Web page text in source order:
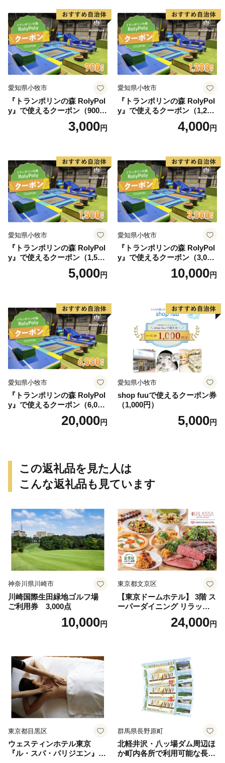
愛知県小牧市
『トランポリンの森 RolyPol
y』で使えるクーポン（900
3,000円
愛知県小牧市
『トランポリンの森 RolyPol
y』で使えるクーポン（1,200
4,000円
愛知県小牧市
『トランポリンの森 RolyPol
y』で使えるクーポン（1,500
5,000円
愛知県小牧市
『トランポリンの森 RolyPol
y』で使えるクーポン（3,000
10,000円
愛知県小牧市
『トランポリンの森 RolyPol
y』で使えるクーポン（6,000
20,000円
愛知県小牧市
shop fuuで使えるクーポン券
（1,000円）
5,000円
この返礼品を見た人は
こんな返礼品も見ています
神奈川県川崎市
川崎国際生田緑地ゴルフ場
ご利用券 3,000点
10,000円
東京都文京区
【東京ドームホテル】 3階 ス
ーパーダイニング リラッサ
ランチブッフェ お食事券 大
人1名様分 関東 東京 ご利用
24,000円
東京都目黒区
ウェスティンホテル東京
『ル・スパ・パリジエン』選
群馬県長野原町
北軽井沢・八ッ場ダム周辺ほ
か町内各所で利用可能な長野